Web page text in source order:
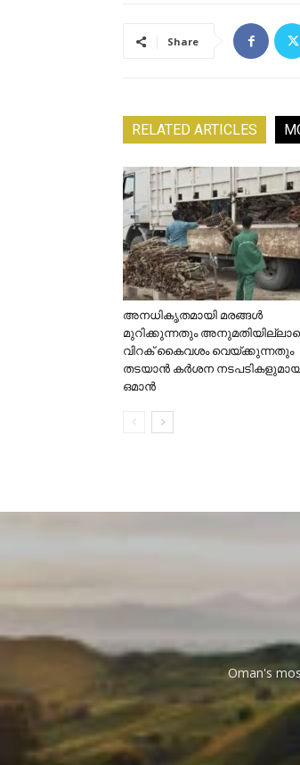
Share
RELATED ARTICLES
അനധികൃതമായി മരങ്ങൾ
മുറിക്കുന്നതും
വിറക് കൈവശം വെയ്ക്കുന്നതും
തടയാൻ കർശന
ഒമാൻ
Oman's